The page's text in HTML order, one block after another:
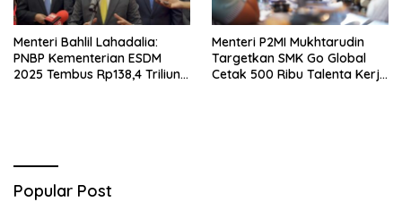
Menteri Bahlil Lahadalia:
PNBP Kementerian ESDM
2025 Tembus Rp138,4 Triliun,
Menteri P2MI Mukhtarudin
Targetkan SMK Go Global
Cetak 500 Ribu Talenta Kerja
Popular Post